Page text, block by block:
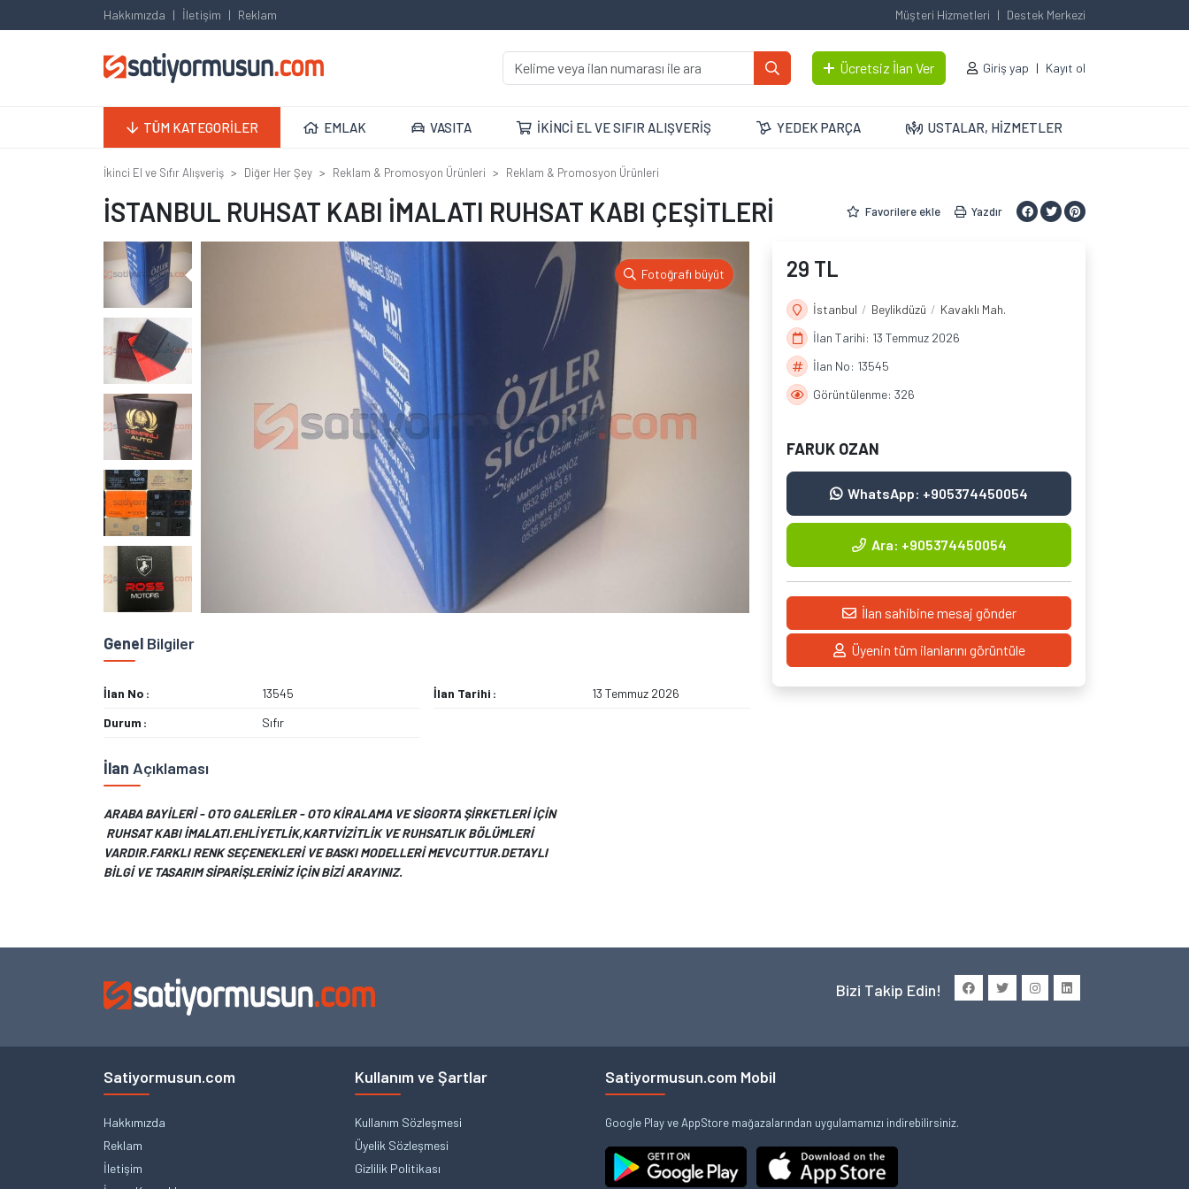
Hakkımızda İletişim Reklam Müşteri Hizmetleri Destek Merkezi
Ücretsiz İlan Ver Giriş yap Kayıt ol
TÜM KATEGORİLER EMLAK VASITA İKİNCİ EL VE SIFIR ALIŞVERİŞ YEDEK PARÇA USTALAR, HİZMETLER
İkinci El ve Sıfır Alışveriş Diğer Her Şey Reklam & Promosyon Ürünleri Reklam & Promosyon Ürünleri
İSTANBUL RUHSAT KABI İMALATI RUHSAT KABI ÇEŞİTLERİ Favorilere ekle Yazdır
Fotoğrafı büyüt
Genel Bilgiler
İlan No 13545 İlan Tarihi
13 Temmuz 2026
Durum
Sıfır
İlan Açıklaması
ARABA BAYİLERİ - OTO GALERİLER - OTO KİRALAMA VE SİGORTA ŞİRKETLERİ İÇİN
RUHSAT KABI İMALATI.EHLİYETLİK,KARTVİZİTLİK VE RUHSATLIK BÖLÜMLERİ
VARDIR.FARKLI RENK SEÇENEKLERİ VE BASKI MODELLERİ MEVCUTTUR.DETAYLI
BİLGİ VE TASARIM SİPARİŞLERİNİZ İÇİN BİZİ ARAYINIZ.
29 TL
İstanbul Beylikdüzü
Kavaklı Mah.
İlan Tarihi: 13 Temmuz 2026
İlan No: 13545
Görüntülenme: 326
FARUK OZAN
WhatsApp: +905374450054
Ara: +905374450054
İlan sahibine mesaj gönder
Üyenin tüm ilanlarını görüntüle
Bizi Takip Edin!
Satiyormusun.com
Hakkımızda
Reklam
İletişim
Kullanım ve Şartlar
Kullanım Sözleşmesi
Üyelik Sözleşmesi
Gizlilik Politikası
Satiyormusun.com Mobil
Google Play ve AppStore mağazalarından uygulamamızı indirebilirsiniz.